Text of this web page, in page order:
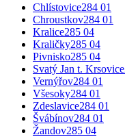
Chlístovice284 01
Chroustkov284 01
Kralice285 04
Kraličky285 04
Pivnisko285 04
Svatý Jan t. Krsovice
Vernýřov284 01
Všesoky284 01
Zdeslavice284 01
Švábínov284 01
Žandov285 04